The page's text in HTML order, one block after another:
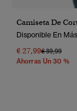
Camiseta De
Disponible En
€ 27,99Precio
€ 39,99A
Ahorras Un 30 %